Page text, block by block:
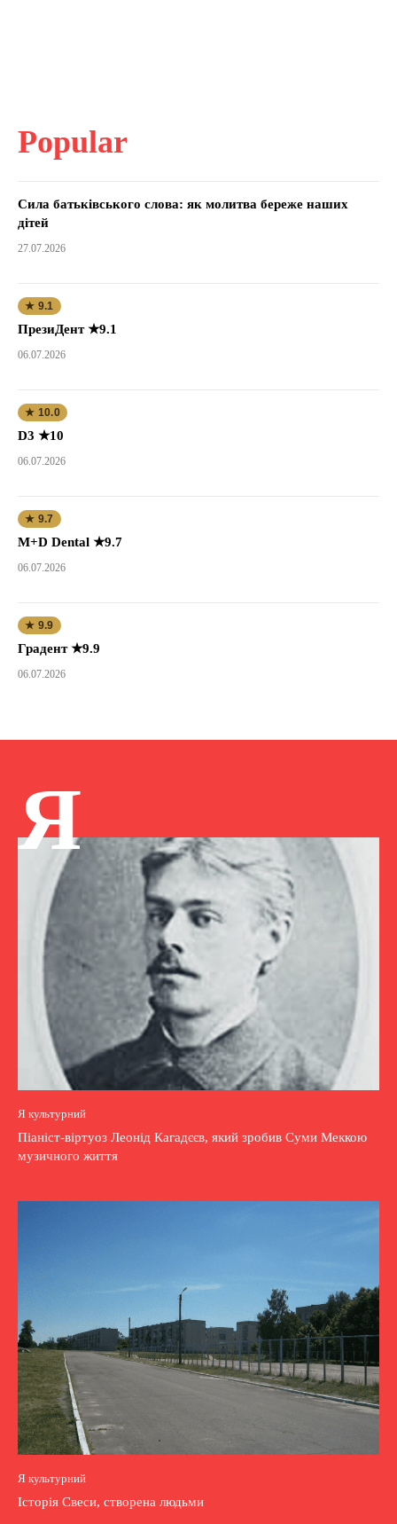
Popular
Сила батьківського слова: як молитва береже наших
дітей
27.07.2026
★ 9.1
ПрезиДент ★9.1
06.07.2026
★ 10.0
D3 ★10
06.07.2026
★ 9.7
M+D Dental ★9.7
06.07.2026
★ 9.9
Градент ★9.9
06.07.2026
Я
Я культурний
Піаніст-віртуоз Леонід Кагадєєв, який зробив Суми Меккою
музичного життя
Я культурний
Історія Свеси, створена людьми